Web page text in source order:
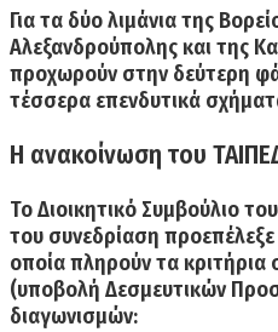
Για τα δύο λιμάνια της
Αλεξανδρούπολης και της
προχωρούν στην δεύτερη
τέσσερα επενδυτικά
Η ανακοίνωση του
Το Διοικητικό Συμβούλιο
του συνεδρίαση
οποία πληρούν τα
(υποβολή Δεσμευτικών
διαγωνισμών: